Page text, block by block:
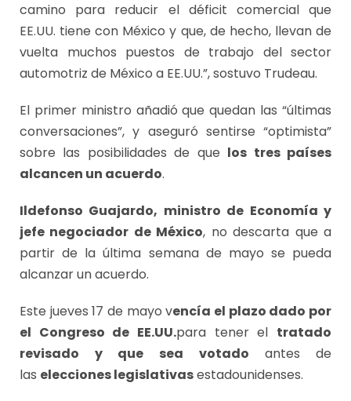
camino para reducir el déficit comercial que
EE.UU. tiene con México y que, de hecho, llevan de
vuelta muchos puestos de trabajo del sector
automotriz de México a EE.UU.”, sostuvo Trudeau.
El primer ministro añadió que quedan las “últimas
conversaciones”, y aseguró sentirse “optimista”
sobre las posibilidades de que los tres países
alcancen un acuerdo.
Ildefonso Guajardo, ministro de Economía y
jefe negociador de México, no descarta que a
partir de la última semana de mayo se pueda
alcanzar un acuerdo.
Este jueves 17 de mayo vencía el plazo dado por
el Congreso de EE.UU.para tener el tratado
revisado
y que sea votado antes de
las elecciones legislativasestadounidenses.